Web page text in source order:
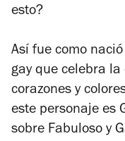
esto?
Así fue como nació
gay que celebra
corazones y
este personaje es
sobre Fabuloso y